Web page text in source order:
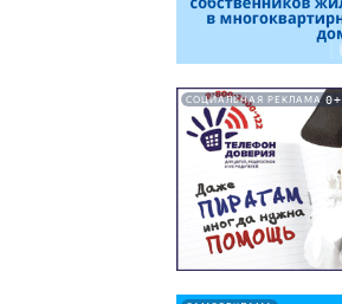
СОЦИАЛЬНАЯ РЕКЛАМА 0+